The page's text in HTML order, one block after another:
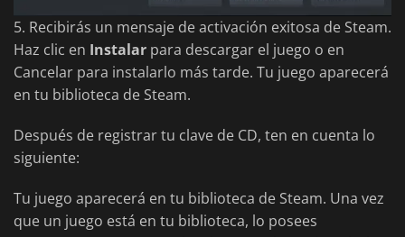
5. Recibirás un mensaje de activación exitosa de Steam.
Haz clic en Instalar para descargar el juego o en
Cancelar para instalarlo más tarde. Tu juego aparecerá
en tu biblioteca de Steam.
Después de registrar tu clave de CD, ten en cuenta lo
siguiente:
Tu juego aparecerá en tu biblioteca de Steam. Una vez
que un juego está en tu biblioteca, lo posees